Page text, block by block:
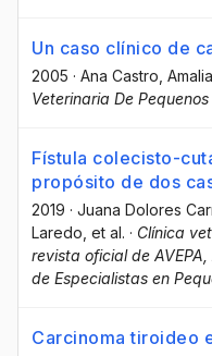
Un caso clínico de
2005 · Ana Castro ,
Veterinaria De
Fístula colecisto-
propósito de dos
2019 · Juana Dolores
Laredo , et al. · Clínica
revista oficial de
de Especialistas en
Carcinoma tiroideo